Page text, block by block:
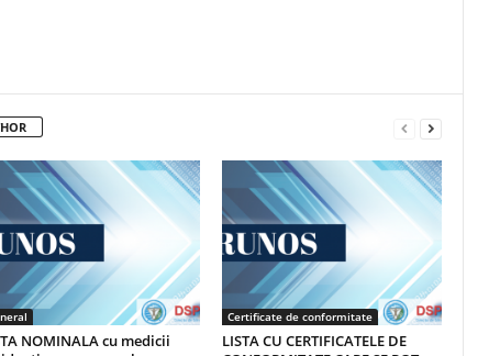
NOMINALA cu medicii
Certificate de conformitate
LISTA CU CERTIFICATELE DE